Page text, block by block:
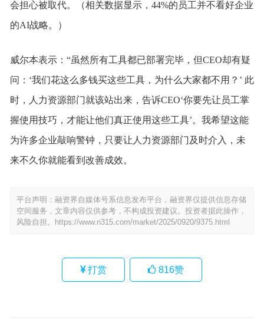
会担心被取代。（相关数据显示，44%的员工并不看好企业
的AI战略。）
威尔本表示：“虽然所有工具都已部署完毕，但CEO却有疑
问：‘我们花这么多钱买这些工具，为什么大家都不用？’ 此
时，人力资源部门就该站出来，告诉CEO‘你要先让员工掌
握使用技巧，才能让他们真正使用这些工具’。我希望这能
为许多企业敲响警钟，只要让人力资源部门及时介入，未
来不久你就能看到改善成效。
平台声明：融资界自媒体号系信息发布平台，融资界仅提供信息存储
空间服务，文章内容仅供参考，不构成投资建议。投资者据此操作，
风险自担。
https://www.n315.com/market/2025/0920/9375.html
打赏 816赞